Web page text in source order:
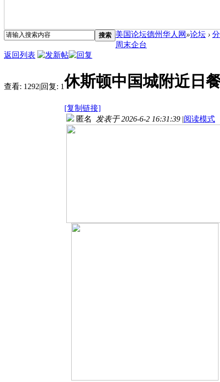
搜索 美国论坛德州华人网 »论坛 ›
周末企台
返回列表
查看: 1292|回复: 1休斯顿中国城附近日
[复制链接]
匿名 发表于 2026-6-2 16:31:39 |阅读模式